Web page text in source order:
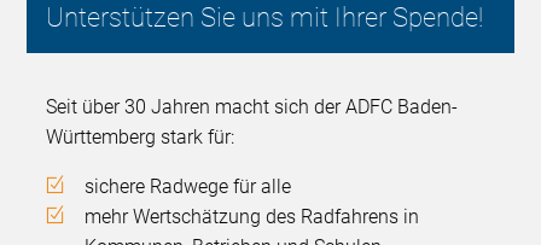
Unterstützen Sie uns mit Ihrer Spende!
Seit über 30 Jahren macht sich der ADFC Baden-
Württemberg stark für:
sichere Radwege für alle
mehr Wertschätzung des Radfahrens in